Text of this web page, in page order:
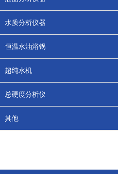
水质分析仪器
恒温水油浴锅
超纯水机
总硬度分析仪
其他